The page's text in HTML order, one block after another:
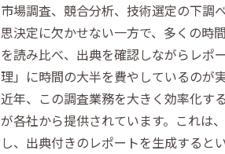
市場調査、競合分析、技術選定の下調
思決定に欠かせない一方で、多くの時
を読み比べ、出典を確認しながらレポ
理」に時間の大半を費やしているのが
近年、この調査業務を大きく効率化す
が各社から提供されています。これは
し、出典付きのレポートを生成すると